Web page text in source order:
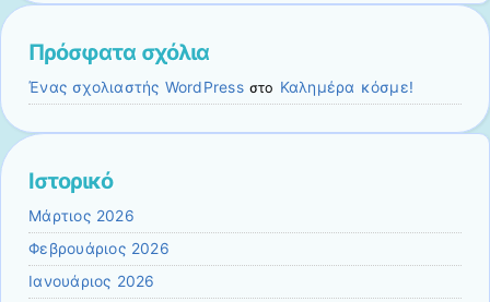
Πρόσφατα σχόλια
Ένας σχολιαστής WordPressστο Καλημέρα κόσμε!
Ιστορικό
Μάρτιος 2026
Φεβρουάριος 2026
Ιανουάριος 2026